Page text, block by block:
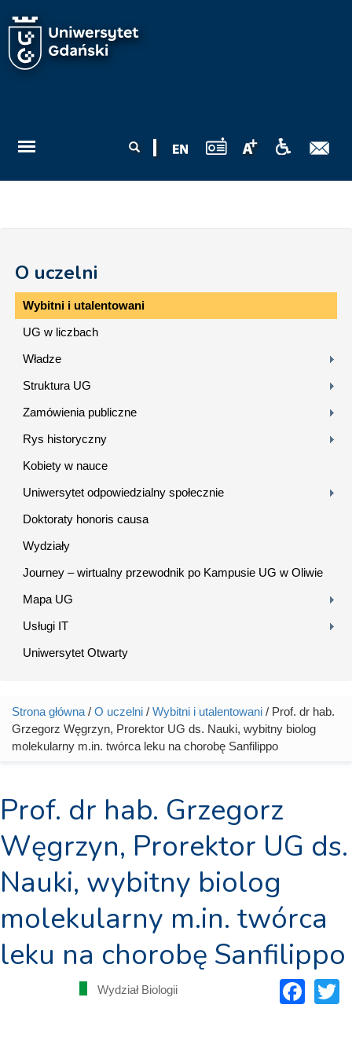
wyszukiwania
O uczelni
Wybitni i utalentowani
UG w liczbach
Władze
Struktura UG
Zamówienia publiczne
Rys historyczny
Kobiety w nauce
Uniwersytet odpowiedzialny społecznie
Doktoraty honoris causa
Wydziały
Journey – wirtualny przewodnik po Kampusie UG w Oliwie
Mapa UG
Usługi IT
Uniwersytet Otwarty
Jesteś tutaj
Strona główna / O uczelni / Wybitni i utalentowani / Prof. dr hab.
Grzegorz Węgrzyn, Prorektor UG ds. Nauki, wybitny biolog
molekularny m.in. twórca leku na chorobę Sanfilippo
Prof. dr hab. Grzegorz
Węgrzyn, Prorektor UG ds.
Nauki, wybitny biolog
molekularny m.in. twórca
leku na chorobę Sanfilippo
Wydział Biologii